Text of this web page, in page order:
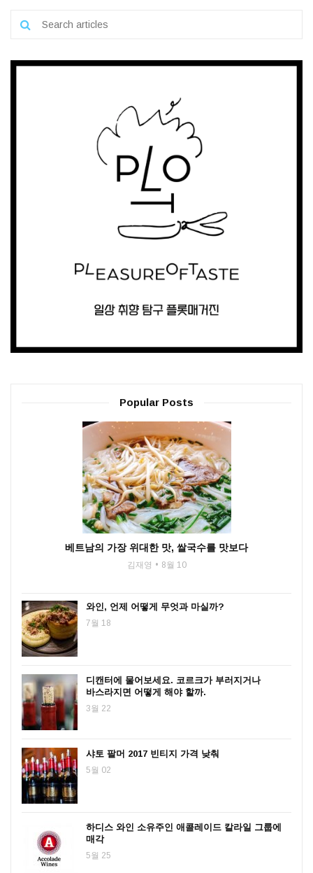
Popular Posts
베트남의 가장 위대한 맛, 쌀국수를 맛보다
김재영 8월 10
와인, 언제 어떻게 무엇과 마실까?
7월 18
디캔터에 물어보세요. 코르크가 부러지거나
바스라지면 어떻게 해야 할까.
3월 22
샤토 팔머 2017 빈티지 가격 낮춰
5월 02
하디스 와인 소유주인 애콜레이드 칼라일 그룹에
매각
5월 25